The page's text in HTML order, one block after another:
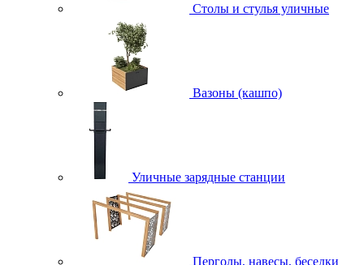
Столы и стулья уличные
Вазоны (кашпо)
Уличные зарядные станции
Перголы, навесы, беседки